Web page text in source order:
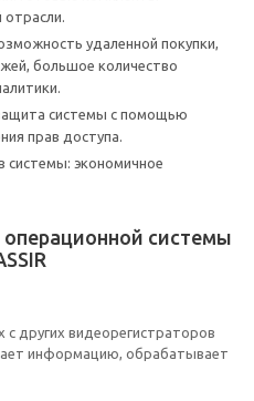
удаленной покупки,
большое количество
системы с помощью
прав доступа.
системы: экономичное
системы
других видеорегистраторов
информацию, обрабатывает